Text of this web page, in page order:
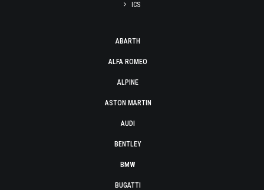
ICS
ABARTH
ALFA ROMEO
ALPINE
ASTON MARTIN
AUDI
BENTLEY
BMW
BUGATTI